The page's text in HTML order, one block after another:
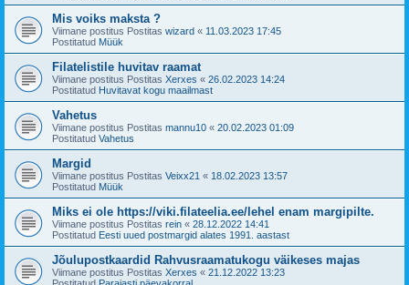
Mis voiks maksta ?
Viimane postitus Postitas wizard « 11.03.2023 17:45
Postitatud Müük
Filatelistile huvitav raamat
Viimane postitus Postitas Xerxes « 26.02.2023 14:24
Postitatud Huvitavat kogu maailmast
Vahetus
Viimane postitus Postitas mannu10 « 20.02.2023 01:09
Postitatud Vahetus
Margid
Viimane postitus Postitas Veixx21 « 18.02.2023 13:57
Postitatud Müük
Miks ei ole https://viki.filateelia.ee/lehel enam margipilte.
Viimane postitus Postitas rein « 28.12.2022 14:41
Postitatud Eesti uued postmargid alates 1991. aastast
Jõulupostkaardid Rahvusraamatukogu väikeses majas
Viimane postitus Postitas Xerxes « 21.12.2022 13:23
Postitatud Parajasti päevakorral